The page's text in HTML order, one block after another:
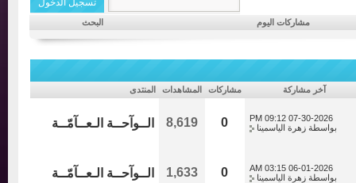
مشاركات اليوم البحث
آخر مشاركة مشاركات المشاهدات المنتدى
07-30-2026
09:12 PM
بواسطةزهرة الياسمينا 8,619 الــوآحــة الـعــآمّــة
06-01-2026
03:15 AM
بواسطةزهرة الياسمينا 1,633 الــوآحــة الـعــآمّــة